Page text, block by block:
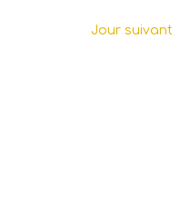
de
Jour suivant